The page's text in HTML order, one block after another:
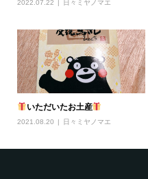
2022.07.22 日々ミヤノマエ
いただいたお土産
2021.08.20 日々ミヤノマエ